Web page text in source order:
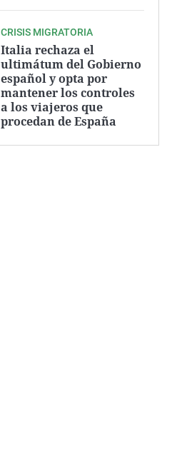
CRISIS MIGRATORIA
Italia rechaza el
ultimátum del Gobierno
español y opta por
mantener los controles
a los viajeros que
procedan de España